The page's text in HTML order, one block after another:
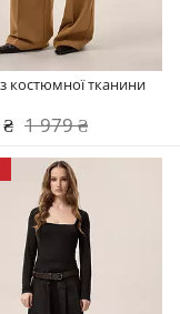
костюмної тканини
1 979 ₴